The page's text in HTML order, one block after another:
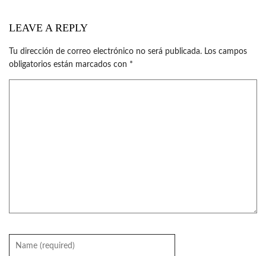
LEAVE A REPLY
Tu dirección de correo electrónico no será publicada. Los campos
obligatorios están marcados con *